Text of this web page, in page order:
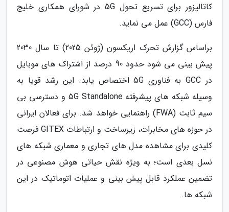
کاتالیزور برای تسریع تحول 5G در شورای همکاری خلیج
فارس (GCC) عمل می نماید.
براساس گزارش تحرک اریکسون (ژوئن 2025) تا سال 2030
پیش بینی می شود حدود 90 درصد از اشتراک های موبایل
در GCC به فناوری 5G اختصاص یابد. این رشد قویا به
وسیله شبکه های پیشرفته 5G Standalone و دسترسی بی
سیم ثابت (FWA) راهنمایی خواهد شد. برای فعالان ایرانی
در حوزه های مخابرات، زیرساخت و ارتباطات GITEX فرصت
کلیدی برای مشاهده مدل های تجاری و معماری شبکه های
نسل بعدی است؛ به ویژه نقش حیاتی هوش مصنوعی در
تضمین عملکرد قابل پیش بینی و عملیات اتوماتیک در این
شبکه ها.